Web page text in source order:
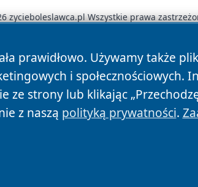
prawidłowo. Używamy także
i
strony lub klikając
z naszą polityką prywatności.
zycieboleslawca.pl Wszystkie prawa
Polityka Prywatności Polityka